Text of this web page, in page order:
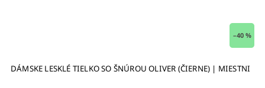
–40 %
DÁMSKE LESKLÉ TIELKO SO ŠNÚROU OLIVER (ČIERNE) | MIESTNI